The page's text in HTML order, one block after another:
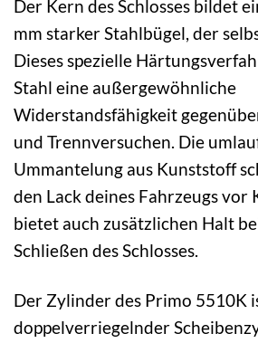
Der Kern des Schlosses bildet
mm starker Stahlbügel, der
Dieses spezielle
Stahl eine außergewöhnliche
Widerstandsfähigkeit
und Trennversuchen. Die
Ummantelung aus Kunststoff
den Lack deines Fahrzeugs vor
bietet auch zusätzlichen Halt
Schließen des Schlosses.
Der Zylinder des Primo 5510K
doppelverriegelnder